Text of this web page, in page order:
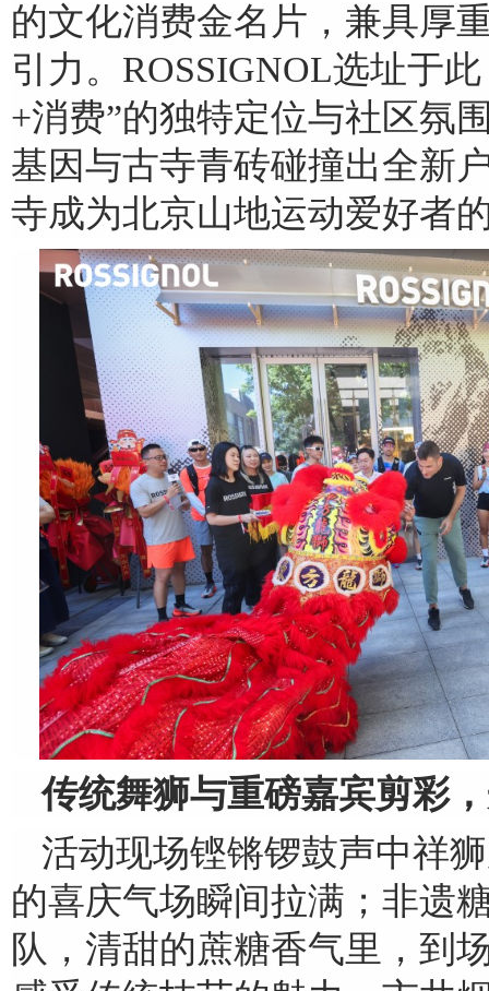
的文化消费金名片，兼具厚
引力。ROSSIGNOL选址于
+消费”的独特定位与社区氛
基因与古寺青砖碰撞出全新
寺成为北京山地运动爱好者
传统舞狮与重磅嘉宾剪彩
活动现场铿锵锣鼓声中祥
的喜庆气场瞬间拉满；非遗
队，清甜的蔗糖香气里，到